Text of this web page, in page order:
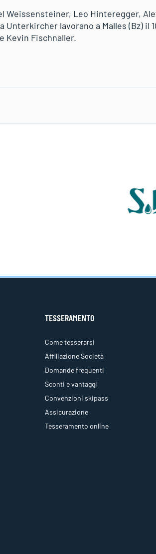
Weissensteiner, Leo Hinteregger,
lavorano a Malles (Bz) il
Kevin Fischnaller.
TESSERAMENTO
Come tesserarsi
Affiliazione Società
Domande frequenti
Sconti e vantaggi
Convenzioni skipass
Assicurazione
Tesseramento online